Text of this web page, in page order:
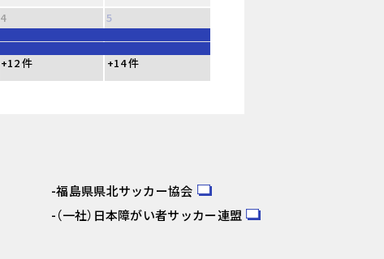
4 5
+12 件 +14 件
福島県県北サッカー協会
（一社）日本障がい者サッカー連盟